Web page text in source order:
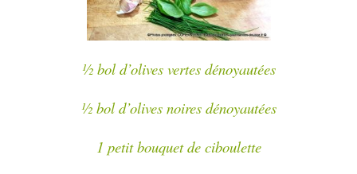
½ bol d’olives vertes dénoyautées
½ bol d’olives noires dénoyautées
1 petit bouquet de ciboulette